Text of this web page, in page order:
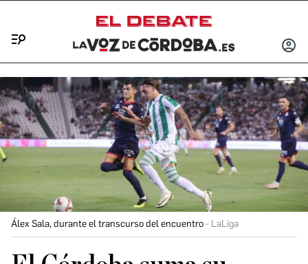
INICIAR
Álex Sala, durante el transcurso del encuentro LaLiga